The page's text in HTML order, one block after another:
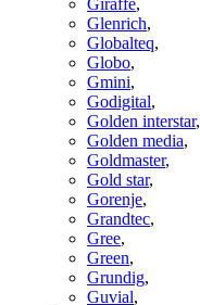
Glenrich,
Globalteq,
Globo,
Gmini,
Godigital,
Golden interstar,
Golden media,
Goldmaster,
Gold star,
Gorenje,
Grandtec,
Gree,
Green,
Grundig,
Guvial,